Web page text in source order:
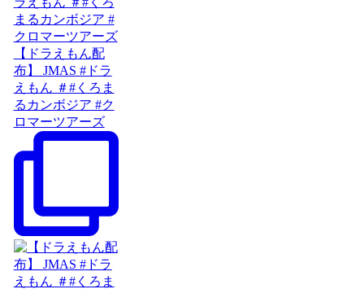
【ドラえもん配
布】 JMAS #ドラ
えもん ＃#くろま
るカンボジア #ク
ロマーツアーズ